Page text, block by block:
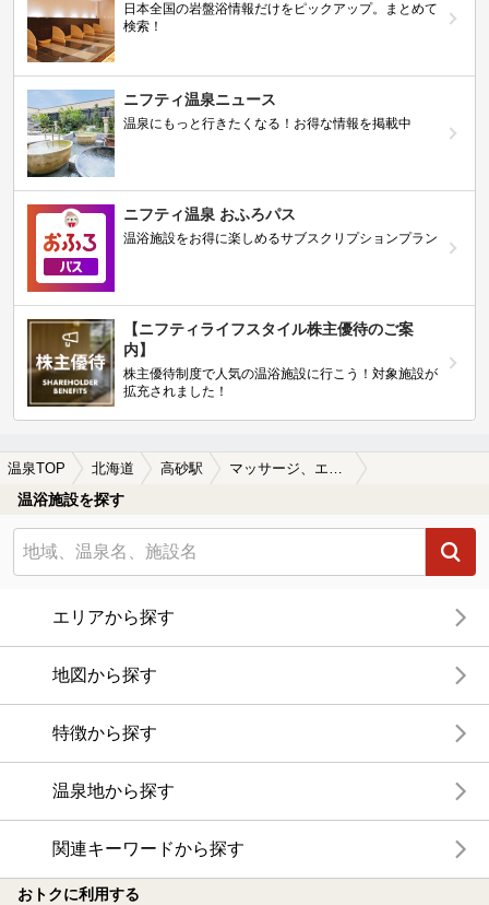
日本全国の岩盤浴情報だけをピックアップ。まとめて
検索！
ニフティ温泉ニュース
温泉にもっと行きたくなる！お得な情報を掲載中
ニフティ温泉 おふろパス
温浴施設をお得に楽しめるサブスクリプションプラン
【ニフティライフスタイル株主優待のご案
内】
株主優待制度で人気の温浴施設に行こう！対象施設が
拡充されました！
温泉TOP 北海道 高砂駅 マッサージ、エステがある高砂駅近くの温泉、日帰り温泉、スーパー銭湯おすすめ
温浴施設を探す
エリアから探す
地図から探す
特徴から探す
温泉地から探す
関連キーワードから探す
おトクに利用する